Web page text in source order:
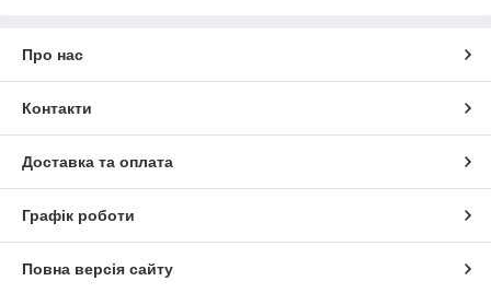
Про нас
Контакти
Доставка та оплата
Графік роботи
Повна версія сайту